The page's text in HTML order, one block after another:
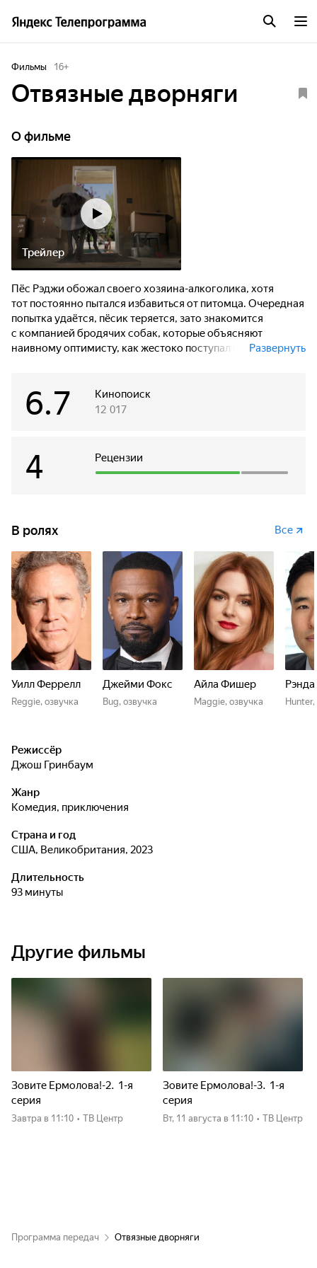
Фильмы 16+
Отвязные дворняги
О фильме
Трейлер
Пёс Рэджи обожал своего хозяина-алкоголика, хотя
тот постоянно пытался избавиться от питомца. Очередная
попытка удаётся, пёсик теряется, зато знакомится
с компанией бродячих собак, которые объясняют
наивному оптимисту, как жестоко поступал с ним хозяин.
Развернуть
Кинопоиск
6.7 12 017
Рецензии
4
В ролях Все
Уилл Феррелл
Reggie, озвучка
Джейми Фокс
Bug, озвучка
Айла Фишер
Maggie, озвучка
Режиссёр
Джош Гринбаум
Жанр
комедия, приключения
Страна и год
США, Великобритания, 2023
Длительность
93 минуты
Другие фильмы
Зовите Ермолова!-2. 1-я
серия
Завтра в 11:10 • ТВ Центр
Зовите Ермолова!-3. 1-я
серия
вт, 11 августа в 11:10 • ТВ Центр
Программа передач Отвязные дворняги